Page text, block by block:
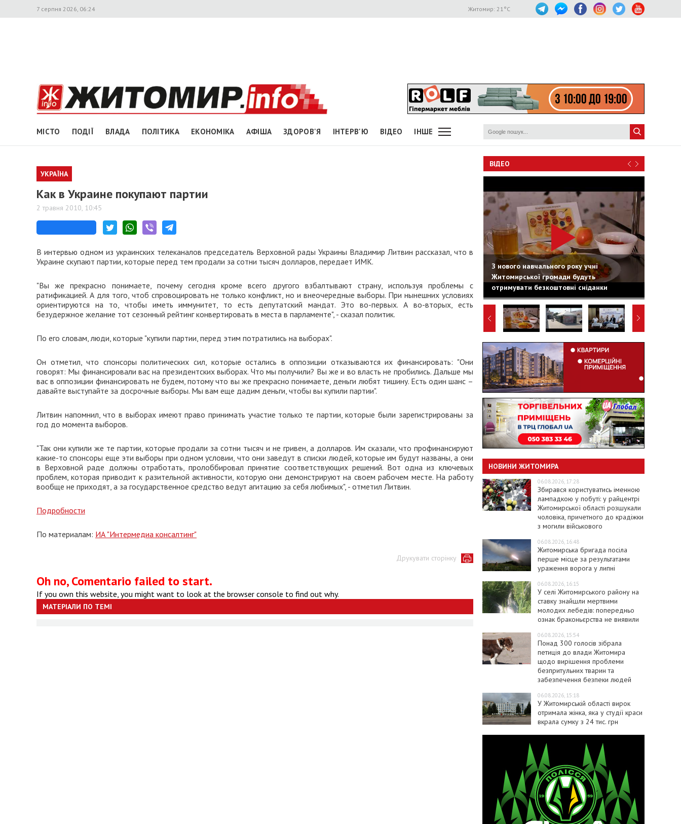
7 серпня 2026, 06:24 Житомир: 21°C
МІСТО ПОДІЇ ВЛАДА ПОЛІТИКА ЕКОНОМІКА АФІША ЗДОРОВ'Я ІНТЕРВ'Ю ВІДЕО ІНШЕ
УКРАЇНА
Как в Украине покупают партии
2 травня 2010, 10:45
В интервью одном из украинских телеканалов председатель Верховной рады Украины Владимир Литвин рассказал, что в
Украине скупают партии, которые перед тем продали за сотни тысяч долларов, передает ИМК.
"Вы же прекрасно понимаете, почему сегодня кроме всего другого взбалтывают страну, используя проблемы с
ратификацией. А для того, чтоб спровоцировать не только конфликт, но и внеочередные выборы. При нынешних условиях
ориентируются на то, чтобы иметь иммунитет, то есть депутатский мандат. Это во-первых. А во-вторых, есть
безудержное желание тот сезонный рейтинг конвертировать в места в парламенте", - сказал политик.
По его словам, люди, которые "купили партии, перед этим потратились на выборах".
Он отметил, что спонсоры политических сил, которые остались в оппозиции отказываются их финансировать: "Они
говорят: Мы финансировали вас на президентских выборах. Что мы получили? Вы же и во власть не пробились. Дальше мы
вас в оппозиции финансировать не будем, потому что вы же прекрасно понимаете, деньги любят тишину. Есть один шанс –
давайте выступайте за досрочные выборы. Мы вам еще дадим деньги, чтобы вы купили партии".
Литвин напомнил, что в выборах имеют право принимать участие только те партии, которые были зарегистрированы за
год до момента выборов.
"Так они купили же те партии, которые продали за сотни тысяч и не гривен, а долларов. Им сказали, что профинансируют
какие-то спонсоры еще эти выборы при одном условии, что они заведут в списки людей, которые им будут названы, а они
в Верховной раде должны отработать, пролоббировал принятие соответствующих решений. Вот одна из ключевых
проблем, которая приводит к разительной активности, которую они демонстрируют на своем рабочем месте. На работу
вообще не приходят, а за государственное средство ведут агитацию за себя любимых", - отметил Литвин.
Подробности
По материалам: ИА "Интермедиа консалтинг"
Друкувати сторінку
Oh no, Comentario failed to start.
If you own this website, you might want to look at the browser console to find out why.
МАТЕРІАЛИ ПО ТЕМІ
ВІДЕО
З нового навчального року учні
Житомирської громади будуть
отримувати безкоштовні сніданки
НОВИНИ ЖИТОМИРА
06.08.2026, 17:28
Збирався користуватись іменною
лампадкою у побуті: у райцентрі
Житомирської області розшукали
чоловіка, причетного до крадіжки
з могили військового
06.08.2026, 16:48
Житомирська бригада посіла
перше місце за результатами
ураження ворога у липні
06.08.2026, 16:15
У селі Житомирського району на
ставку знайшли мертвими
молодих лебедів: попередньо
ознак браконьєрства не виявили
06.08.2026, 15:54
Понад 300 голосів зібрала
петиція до влади Житомира
щодо вирішення проблеми
безпритульних тварин та
забезпечення безпеки людей
06.08.2026, 15:18
У Житомирській області вирок
отримала жінка, яка у студії краси
вкрала сумку з 24 тис. грн